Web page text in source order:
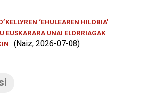
‘EHULEAREN HILOBIA’
EUSKARARA UNAI ELORRIAGAK
. (Naiz, 2026-07-08)